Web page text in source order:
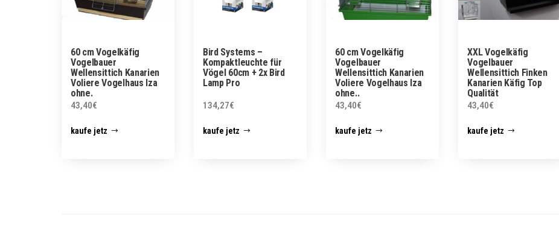
60 cm Vogelkäfig
Vogelbauer
Wellensittich Kanarien
Voliere Vogelhaus Iza
ohne.
43,40€
kaufe jetz
Bird Systems –
Kompaktleuchte für
Vögel 60cm + 2x Bird
Lamp Pro
134,27€
kaufe jetz
60 cm Vogelkäfig
Vogelbauer
Wellensittich Kanarien
Voliere Vogelhaus Iza
ohne..
43,40€
kaufe jetz
XXL Vogelkäfig
Vogelbauer
Wellensittich Finken
Kanarien Käfig Top
Qualität
43,40€
kaufe jetz